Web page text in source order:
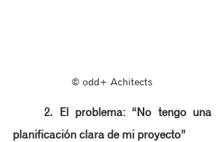
© odd+ Achitects
2. El problema: “No tengo una
planificación clara de mi proyecto”